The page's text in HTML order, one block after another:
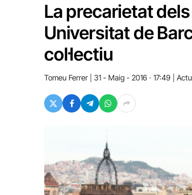
La precarietat
Universitat de
col·lectiu
Tomeu Ferrer 31 - Maig - 2016 · 17:49